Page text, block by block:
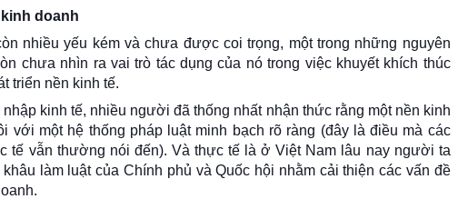
doanh
nhiều yếu kém và chưa được coi trọng, một trong những nguyên
chưa nhìn ra vai trò tác dụng của nó trong việc khuyết khích thúc
triển nền kinh tế.
kinh tế, nhiều người đã thống nhất nhận thức rằng một nền kinh
với một hệ thống pháp luật minh bạch rõ ràng (đây là điều mà các
tế vẫn thường nói đến). Và thực tế là ở Việt Nam lâu nay người ta
làm luật của Chính phủ và Quốc hội nhằm cải thiện các vấn đề